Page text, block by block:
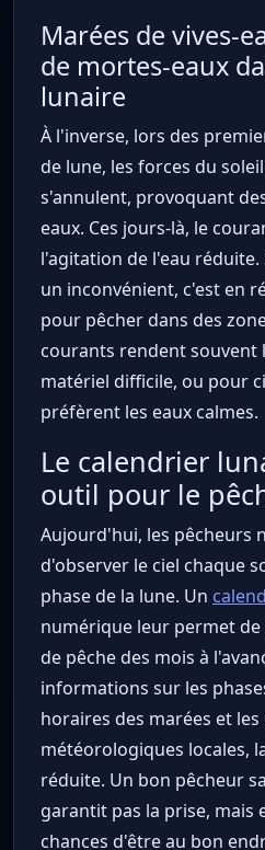
Marées de vives-
de mortes-eaux
lunaire
À l'inverse, lors des
de lune, les forces du
s'annulent, provoquant
eaux. Ces jours-là, le
l'agitation de l'eau
un inconvénient, c'est en
pour pêcher dans des
courants rendent souvent
matériel difficile, ou pour
préfèrent les eaux calmes.
Le calendrier
outil pour le
Aujourd'hui, les pêcheurs
d'observer le ciel chaque
phase de la lune. Un
numérique leur permet
de pêche des mois à
informations sur les
horaires des marées et
météorologiques locales,
réduite. Un bon pêcheur
garantit pas la prise, mais
chances d'être au bon